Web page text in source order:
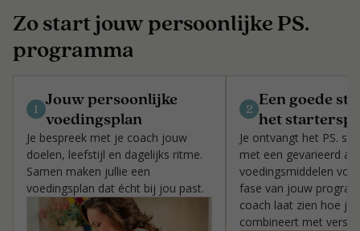
Zo start jouw persoonlijke PS.
programma
1 Jouw persoonlijke
voedingsplan
Je bespreek met je coach jouw
doelen, leefstijl en dagelijks ritme.
Samen maken jullie een
voedingsplan dat écht bij jou past.
2 Een goede
het
Je ontvangt het PS. s
met een gevarieerd
voedingsmiddelen
fase van jouw
coach laat zien hoe je
combineert met verse